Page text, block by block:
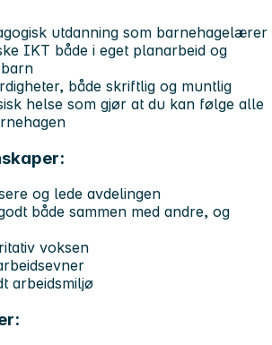
utdanning som barnehagelærer
IKT både i eget planarbeid og
både skriftlig og muntlig
helse som gjør at du kan følge alle
og lede avdelingen
både sammen med andre, og
voksen
arbeidsmiljø